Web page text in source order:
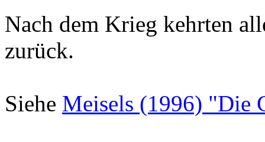
Nach dem Krieg kehrten
zurück.
Siehe Meisels (1996) "Die